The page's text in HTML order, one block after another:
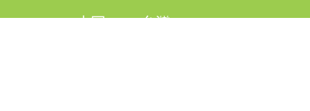
中国
台灣 Global